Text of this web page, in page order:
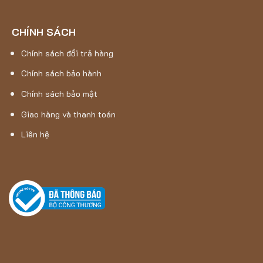
CHÍNH SÁCH
Chính sách đổi trả hàng
Chính sách bảo hành
Chính sách bảo mật
Giao hàng và thanh toán
Liên hệ